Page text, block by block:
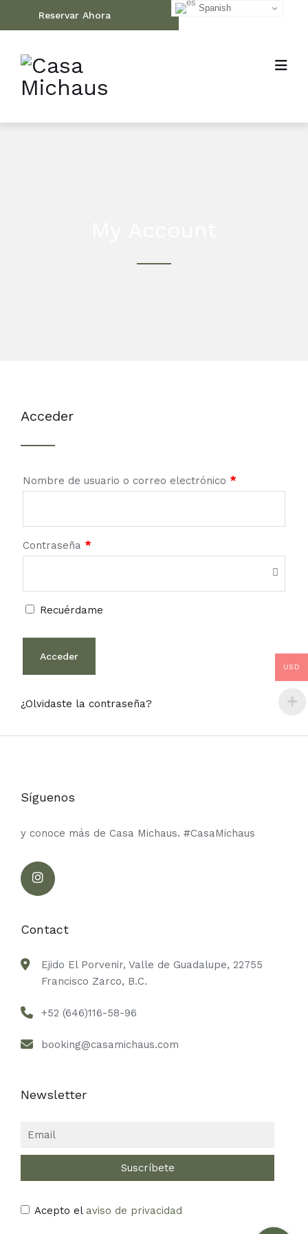
Reservar Ahora
Acceder
Nombre de usuario o correo electrónico *
Contraseña *
Recuérdame
Acceder
¿Olvidaste la contraseña?
Síguenos
y conoce más de Casa Michaus. #CasaMichaus
Contact
Ejido El Porvenir, Valle de Guadalupe, 22755
Francisco Zarco, B.C.
+52 (646)116-58-96
booking@casamichaus.com
Newsletter
Acepto el aviso de privacidad
Spanish
USD